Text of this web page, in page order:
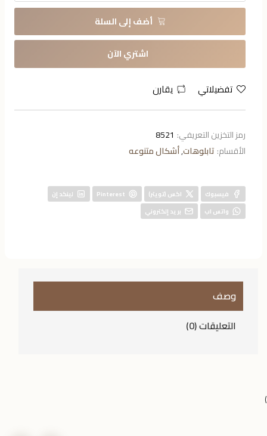
أضف إلى السلة
اشتري الآن
تفضيلاتي يقارن
رمز التخزين التعريفي: 8521
الأقسام: تابلوهات,أشكال متنوعه
فيسبوك اكس (تويتر) Pinterest
لينكد إن
واتس اب
بريد إلكتروني
وصف
التعليقات (0)
)